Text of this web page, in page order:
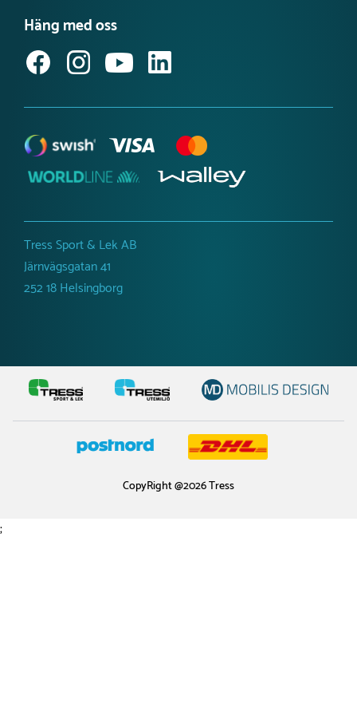
Produktnyheter Utemiljö
Jobba hos oss
Anmäl dig till vårt nyhetsbrev
Tillgänglighetsredogörelse
Häng med oss
Tress Sport & Lek AB
Järnvägsgatan 41
252 18 Helsingborg
CopyRight @2026 Tress
;